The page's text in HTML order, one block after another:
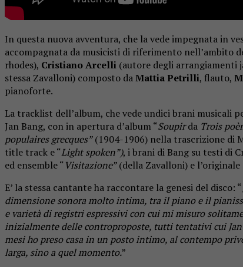
In questa nuova avventura, che la vede impegnata in
accompagnata da musicisti di riferimento nell’ambito
rhodes), Cristiano Arcelli (autore degli arrangiamenti
stessa Zavalloni) composto daMattia Petrilli, flauto,
pianoforte.
La tracklist dell’album, che vede undici brani musicali
Jan Bang, con in apertura d’album “Soupirda Trois
populaires grecques”(1904-1906) nella trascrizione di
title track e “Light spoken”), i brani di Bang su testi di
ed ensemble “Visitazione”(della Zavalloni) e
E’ la stessa cantante ha raccontare la genesi del disco: “
dimensione sonora molto intima, tra il piano e il
e varietà di registri espressivi con cui mi misuro
inizialmente delle controproposte, tutti tentativi cui Jan
mesi ho preso casa in un posto intimo, al contempo
larga, sino a quel momento.”